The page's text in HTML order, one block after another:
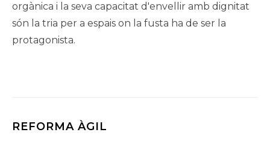
orgànica i la seva capacitat d'envellir amb dignitat
són la tria per a espais on la fusta ha de ser la
protagonista.
REFORMA ÀGIL